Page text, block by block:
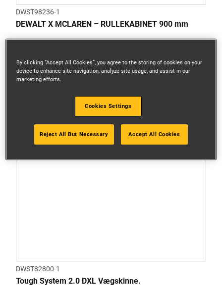
DWST98236-1
DEWALT X MCLAREN – RULLEKABINET 900 mm
DWST82800-1
Tough System 2.0 DXL Vægskinne.
By clicking “Accept All Cookies”, you agree to the storing of cookies on your
device to enhance site navigation, analyze site usage, and assist in our
marketing efforts.
Cookies Settings
Reject All But Necessary Accept All Cookies